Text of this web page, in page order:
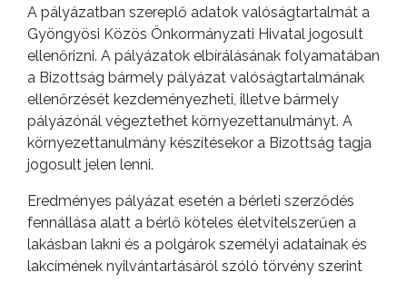
FEJLESZTÉSEK
KÖRNYEZETVÉDELEM
TELEPÜLÉSRENDEZÉS
STRATÉGIÁK
ÉS
KONCEPCIÓK
A pályázatban szereplő adatok valóságtartalmát a
Gyöngyösi Közös Önkormányzati Hivatal jogosult
ellenőrizni. A pályázatok elbírálásának folyamatában
a Bizottság bármely pályázat valóságtartalmának
ellenőrzését kezdeményezheti, illetve bármely
pályázónál végeztethet környezettanulmányt. A
környezettanulmány készítésekor a Bizottság tagja
jogosult jelen lenni.
Eredményes pályázat esetén a bérleti szerződés
fennállása alatt a bérlő köteles életvitelszerűen a
lakásban lakni és a polgárok személyi adatainak és
lakcímének nyilvántartásáról szóló törvény szerint